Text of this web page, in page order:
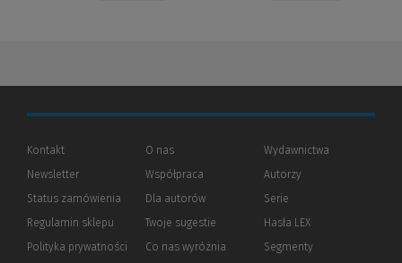
Kontakt
Newsletter
Status zamówienia
Regulamin sklepu
Polityka prywatności (Nowe
(Link
O nas
Współpraca
Dla autorów(Nowe
(Link
innej
Twoje sugestie
Co nas wyróżnia
Wydawnictwa
Autorzy
Serie
Hasła LEX
Segmenty